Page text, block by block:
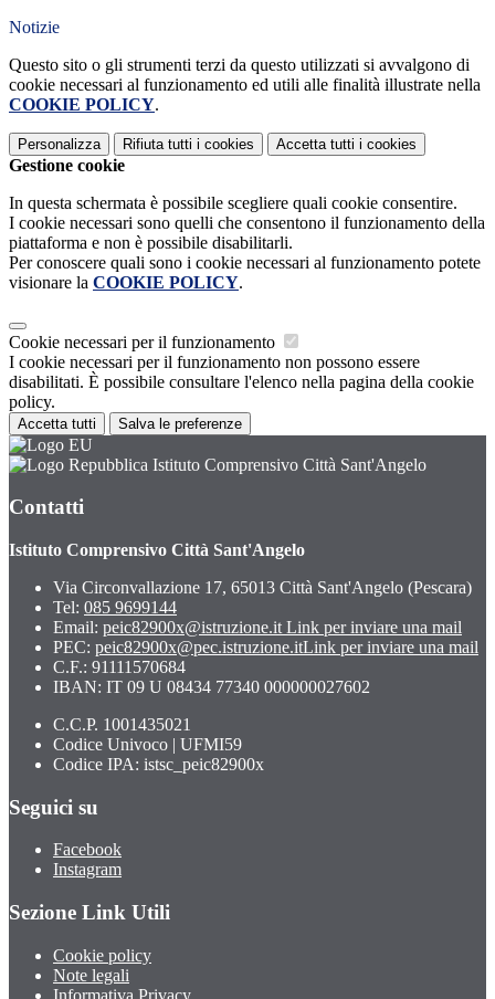
Notizie
Questo sito o gli strumenti terzi da questo utilizzati si avvalgono di
cookie necessari al funzionamento ed utili alle finalità illustrate nella
COOKIE POLICY.
Personalizza Rifiuta tutti i cookies Accetta tutti i cookies
Gestione cookie
In questa schermata è possibile scegliere quali cookie consentire.
I cookie necessari sono quelli che consentono il funzionamento della
piattaforma e non è possibile disabilitarli.
Per conoscere quali sono i cookie necessari al funzionamento potete
visionare la COOKIE POLICY.
Cookie necessari per il funzionamento
I cookie necessari per il funzionamento non possono essere
disabilitati. È possibile consultare l'elenco nella pagina della cookie
policy.
Accetta tutti Salva le preferenze
Istituto Comprensivo Città Sant'Angelo
Contatti
Istituto Comprensivo Città Sant'Angelo
Via Circonvallazione 17, 65013 Città Sant'Angelo (Pescara)
Tel: 085 9699144
Email: peic82900x@istruzione.it Link per inviare una mail
PEC: peic82900x@pec.istruzione.itLink per inviare una mail
C.F.: 91111570684
IBAN: IT 09 U 08434 77340 000000027602
C.C.P. 1001435021
Codice Univoco | UFMI59
Codice IPA: istsc_peic82900x
Seguici su
Facebook
Instagram
Sezione Link Utili
Cookie policy
Note legali
Informativa Privacy